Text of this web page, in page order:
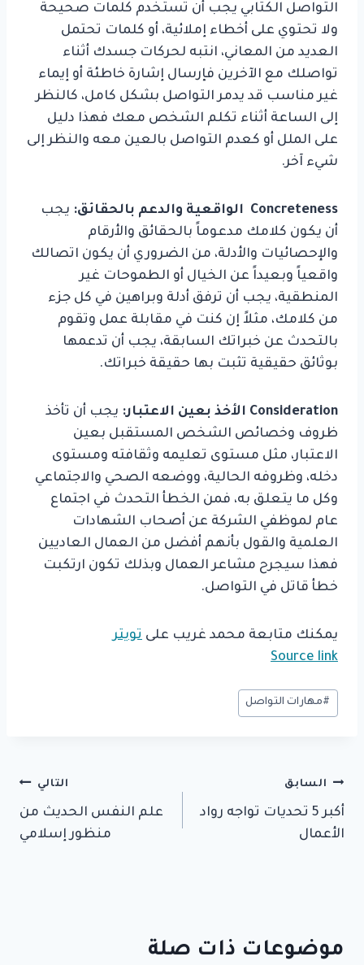
التواصل الكتابي يجب أن تستخدم كلمات صحيحة
ولا تحتوي على أخطاء إملائية، أو كلمات تحتمل
العديد من المعاني، انتبه لحركات جسدك أثناء
تواصلك مع الآخرين فإرسال إشارة خاطئة أو إيماء
غير مناسب قد يدمر التواصل بشكل كامل، كالنظر
إلى الساعة أثناء تكلم الشخص معك فهذا دليل
على الملل أو كعدم التواصل بالعين معه والنظر إلى
شيء آخر.
Concreteness الواقعية والدعم بالحقائق: يجب
أن يكون كلامك مدعوماً بالحقائق والأرقام
والإحصائيات والأدلة، من الضروري أن يكون اتصالك
واقعياً وبعيداً عن الخيال أو الطموحات غير
المنطقية، يجب أن ترفق أدلة وبراهين في كل جزء
من كلامك، مثلاً إن كنت في مقابلة عمل وتقوم
بالتحدث عن خبراتك السابقة، يجب أن تدعمها
بوثائق حقيقية تثبت بها حقيقة خبراتك.
Consideration الأخذ بعين الاعتبار: يجب أن تأخذ
ظروف وخصائص الشخص المستقبل بعين
الاعتبار، مثل مستوى تعليمه وثقافته ومستوى
دخله، وظروفه الحالية، ووضعه الصحي والاجتماعي
وكل ما يتعلق به، فمن الخطأ التحدث في اجتماع
عام لموظفي الشركة عن أصحاب الشهادات
العلمية والقول بأنهم أفضل من العمال العاديين
فهذا سيجرح مشاعر العمال وبذلك تكون ارتكبت
خطأ قاتل في التواصل.
يمكنك متابعة محمد غريب على تويتر
Source link
وسوم
المقال:
#مهارات التواصل
تصفّح
المقالات
السابق
أكبر 5 تحديات تواجه رواد
الأعمال
التالي
علم النفس الحديث من
منظور إسلامي
موضوعات ذات صلة